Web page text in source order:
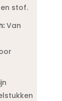
stof.​
Van